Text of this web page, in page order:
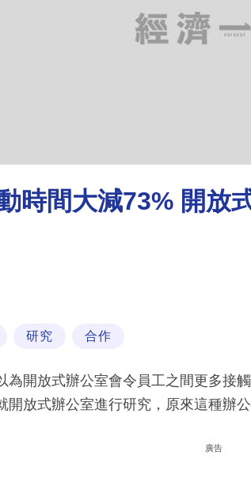
時間大減73% 開放
研究 合作
為開放式辦公室會令員工之間更多接
開放式辦公室進行研究，原來這種辦
廣告